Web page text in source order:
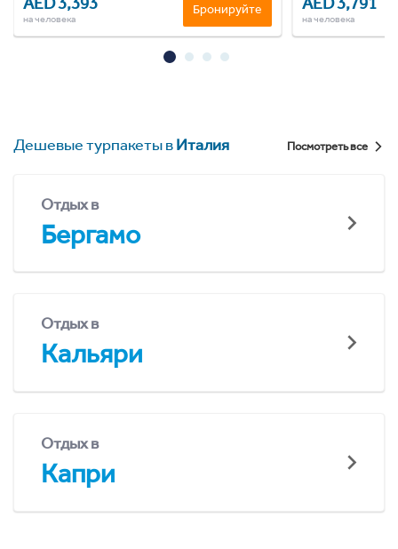
на человека
Бронируйте
на человека
Дешевые турпакеты вИталия Посмотреть все
Отдых в
Бергамо
Отдых в
Кальяри
Отдых в
Капри